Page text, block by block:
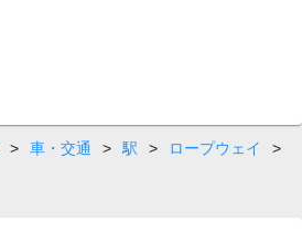
> 車・交通 > 駅 > ロープウェイ
>